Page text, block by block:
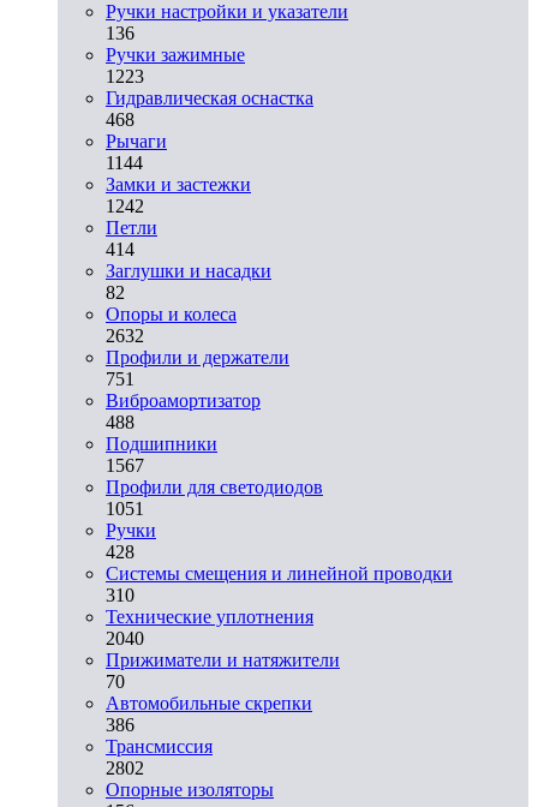
Ручки настройки и указатели
136
Ручки зажимные
1223
Гидравлическая оснастка
468
Рычаги
1144
Замки и застежки
1242
Петли
414
Заглушки и насадки
82
Опоры и колеса
2632
Профили и держатели
751
Виброамортизатор
488
Подшипники
1567
Профили для светодиодов
1051
Ручки
428
Системы смещения и линейной проводки
310
Технические уплотнения
2040
Прижиматели и натяжители
70
Автомобильные скрепки
386
Трансмиссия
2802
Опорные изоляторы